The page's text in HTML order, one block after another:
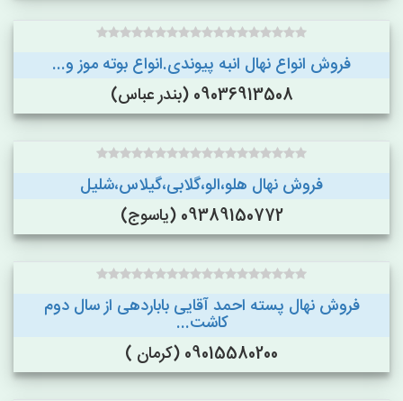
فروش انواع نهال انبه پیوندی.انواع بوته موز و...
09036913508 (بندر عباس)
فروش نهال هلو،الو،گلابی،گیلاس،شلیل
09389150772 (یاسوج)
فروش نهال پسته احمد آقایی باباردهی از سال دوم
کاشت...
09015580200 (کرمان )